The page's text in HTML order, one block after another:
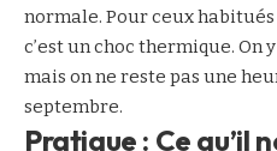
normale. Pour ceux
c’est un choc thermique. On
mais on ne reste pas une
septembre.
Pratique : Ce qu’il